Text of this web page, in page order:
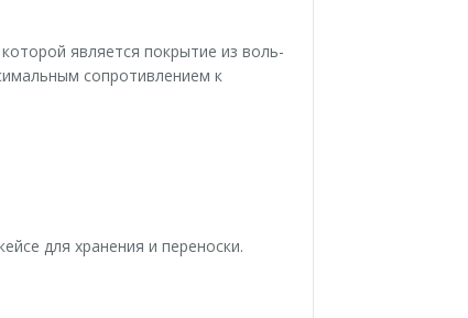
является покрытие из воль-
сопротивлением к
для хранения и переноски.